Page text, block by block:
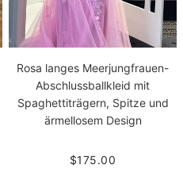
Rosa langes Meerjungfrauen-
Abschlussballkleid mit
Spaghettiträgern, Spitze und
ärmellosem Design
$175.00